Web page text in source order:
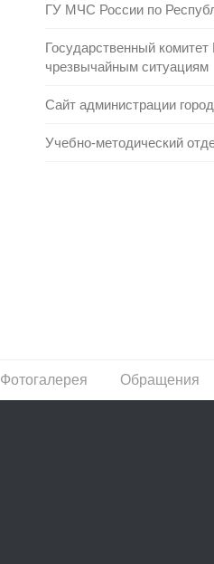
ГУ МЧС России по
Государственный
чрезвычайным ситуациям
Сайт администрации
Учебно-методический
Фотогалерея Обращения